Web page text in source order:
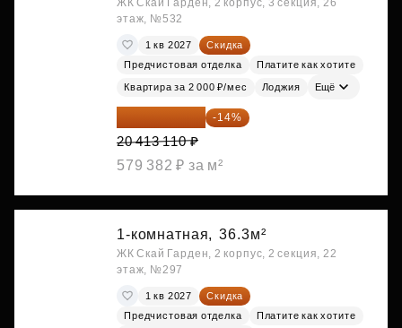
ЖК Скай Гарден, 2 корпус, 3 секция, 26
этаж, №532
1 кв 2027
Скидка
Предчистовая отделка
Платите как хотите
Квартира за 2 000 ₽/мес Лоджия Ещё
17 555 275 ₽ -14%
20 413 110 ₽
579 382 ₽ за м²
1-комнатная, 36.3м²
ЖК Скай Гарден, 2 корпус, 2 секция, 22
этаж, №297
1 кв 2027
Скидка
Предчистовая отделка
Платите как хотите